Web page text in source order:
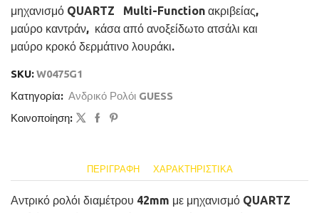
μηχανισμό QUARTZ Multi-Function ακριβείας,
μαύρο καντράν, κάσα από ανοξείδωτο ατσάλι και
μαύρο κροκό δερμάτινο λουράκι.
SKU:W0475G1
Κατηγορία: Ανδρικό Ρολόι GUESS
Κοινοποίηση:
ΠΕΡΙΓΡΑΦΉ ΧΑΡΑΚΤΗΡΙΣΤΙΚΆ
Αντρικό ρολόι διαμέτρου 42mm με μηχανισμό QUARTZ